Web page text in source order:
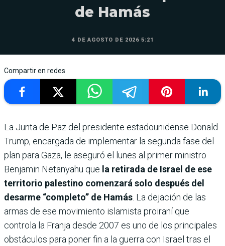
de Hamás
4 DE AGOSTO DE 2026 5:21
Compartir en redes
La Junta de Paz del presidente estadounidense Donald
Trump, encargada de implementar la segunda fase del
plan para Gaza, le aseguró el lunes al primer ministro
Benjamin Netanyahu que la retirada de Israel de ese
territorio palestino comenzará solo después del
desarme “completo” de Hamás. La dejación de las
armas de ese movimiento islamista proiraní que
controla la Franja desde 2007 es uno de los principales
obstáculos para poner fin a la guerra con Israel tras el